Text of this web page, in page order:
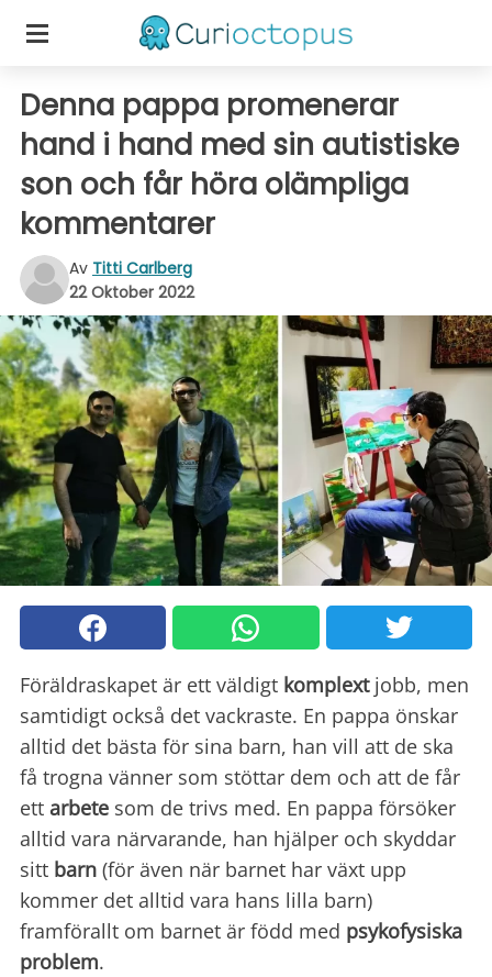
Denna pappa promenerar
hand i hand med sin autistiske
son och får höra olämpliga
kommentarer
Av Titti Carlberg
22 Oktober 2022
Föräldraskapet är ett väldigt komplextjobb, men
samtidigt också det vackraste. En pappa önskar
alltid det bästa för sina barn, han vill att de ska
få trogna vänner som stöttar dem och att de får
ett arbete som de trivs med. En pappa försöker
alltid vara närvarande, han hjälper och skyddar
sitt barn (för även när barnet har växt upp
kommer det alltid vara hans lilla barn)
framförallt om barnet är född med psykofysiska
problem.